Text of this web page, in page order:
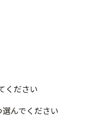
ください
んでください